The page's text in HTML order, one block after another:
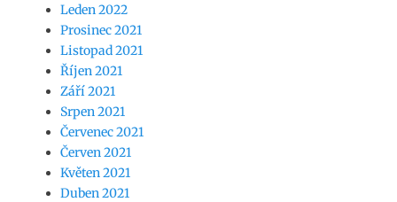
Leden 2022
Prosinec 2021
Listopad 2021
Říjen 2021
Září 2021
Srpen 2021
Červenec 2021
Červen 2021
Květen 2021
Duben 2021